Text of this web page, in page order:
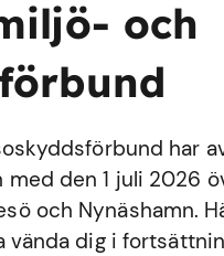
och
har
den 1 juli 2026
och Nynäshamn.
dig i